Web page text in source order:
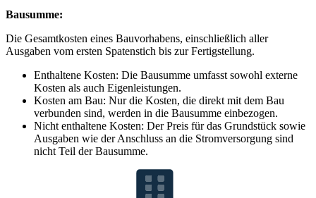
Bausumme:
Die Gesamtkosten eines Bauvorhabens, einschließlich aller
Ausgaben vom ersten Spatenstich bis zur Fertigstellung.
Enthaltene Kosten: Die Bausumme umfasst sowohl externe
Kosten als auch Eigenleistungen.
Kosten am Bau: Nur die Kosten, die direkt mit dem Bau
verbunden sind, werden in die Bausumme einbezogen.
Nicht enthaltene Kosten: Der Preis für das Grundstück sowie
Ausgaben wie der Anschluss an die Stromversorgung sind
nicht Teil der Bausumme.